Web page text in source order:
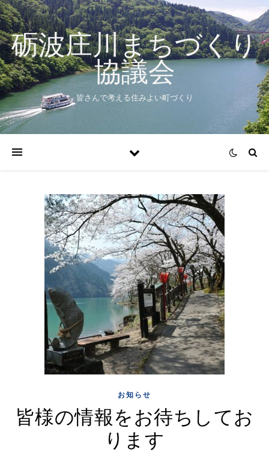
砺波庄川まちづくり
協議会
皆さんで考える住みよい町づくり
お知らせ
皆様の情報をお待ちしてお
ります